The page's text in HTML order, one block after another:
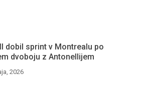
dobil sprint v Montrealu po
dvoboju z Antonellijem
2026